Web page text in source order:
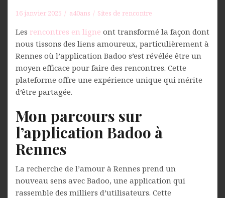
16 janvier 2025 a40ans Sites de rencontre
Les rencontres en ligne ont transformé la façon dont
nous tissons des liens amoureux, particulièrement à
Rennes où l’application Badoo s’est révélée être un
moyen efficace pour faire des rencontres. Cette
plateforme offre une expérience unique qui mérite
d’être partagée.
Mon parcours sur
l’application Badoo à
Rennes
La recherche de l’amour à Rennes prend un
nouveau sens avec Badoo, une application qui
rassemble des milliers d’utilisateurs. Cette